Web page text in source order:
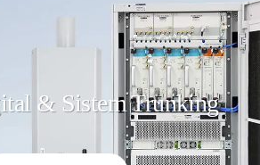
& Sistem Trunking